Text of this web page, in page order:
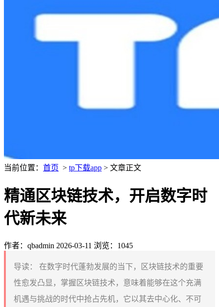
当前位置： 首页 > tp下载app > 文章正文
精通区块链技术，开启数字时
代新未来
作者：qbadmin 2026-03-11 浏览：1045
导读：
在数字时代蓬勃发展的当下，区块链技术的重要
性愈发凸显，掌握区块链技术，意味着能够在这个充满
机遇与挑战的时代中抢占先机，它以其去中心化、不可